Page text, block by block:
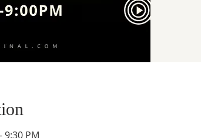
9:30 PM